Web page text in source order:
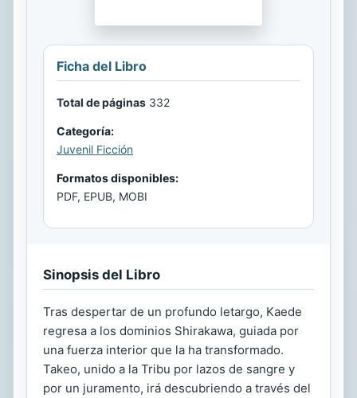
Ficha del Libro
Total de páginas 332
Categoría:
Juvenil Ficción
Formatos disponibles:
PDF, EPUB, MOBI
Sinopsis del Libro
Tras despertar de un profundo letargo, Kaede
regresa a los dominios Shirakawa, guiada por
una fuerza interior que la ha transformado.
Takeo, unido a la Tribu por lazos de sangre y
por un juramento, irá descubriendo a través del